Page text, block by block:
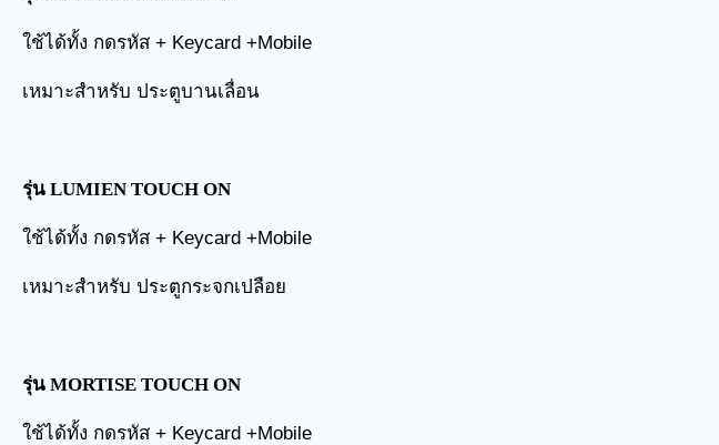
ใช้ได้ทั้ง กดรหัส + Keycard +Mobile
เหมาะสำหรับ ประตูบานเลื่อน
รุ่น LUMIEN TOUCH ON
ใช้ได้ทั้ง กดรหัส + Keycard +Mobile
เหมาะสำหรับ ประตูกระจกเปลือย
รุ่น MORTISE TOUCH ON
ใช้ได้ทั้ง กดรหัส + Keycard +Mobile